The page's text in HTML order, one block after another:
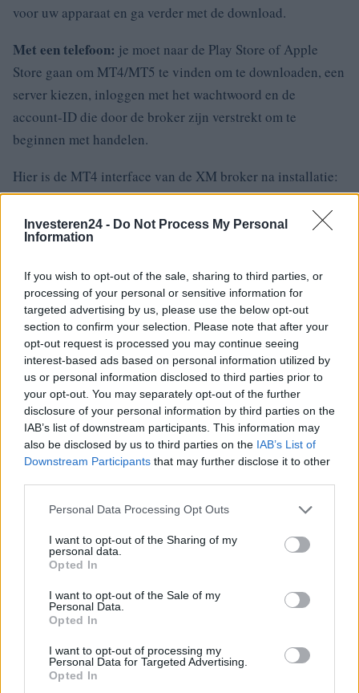
Investeren24 - Do Not Process My Personal
Information
If you wish to opt-out of the sale, sharing to third parties, or
processing of your personal or sensitive information for
targeted advertising by us, please use the below opt-out
section to confirm your selection. Please note that after your
opt-out request is processed you may continue seeing
interest-based ads based on personal information utilized by
us or personal information disclosed to third parties prior to
your opt-out. You may separately opt-out of the further
disclosure of your personal information by third parties on the
IAB’s list of downstream participants. This information may
also be disclosed by us to third parties on the IAB’s List of
Downstream Participants that may further disclose it to other
Please note that this website/app uses one or more Google
not limited to your visit or usage behaviour. You may click to
grant or deny consent to Google and its third-party tags to
use your data for below specified purposes in below Google
consent section.
Personal Data Processing Opt Outs
I want to opt-out of the Sharing of my
personal data.
Opted In
I want to opt-out of the Sale of my
Personal Data.
Opted In
I want to opt-out of processing my
Personal Data for Targeted Advertising.
Opted In
voor uw apparaat en ga verder met de download.
Met een telefoon: je moet naar de Play Store of Apple
Store gaan om MT4/MT5 te vinden om te downloaden, een
server kiezen, inloggen met het wachtwoord en de
account-ID die door de broker zijn verstrekt om te
beginnen met handelen.
Hier is de MT4 interface van de XM broker na installatie:
Sommige prestigieuze makelaars die MT4-
en MT5-platforms aanbieden
Momenteel is het aantal beurzen dat aanbiedt om te
handelen op MetaTrader 4 en MetaTrader 5 enorm, waar
het aantal makelaars dat MT4 aanbiedt groter is.U kunt
een account openen en testen in een aantal betrouwbare
uitwisselingen zoals:
Lijst van betrouwbare MT4 en MT5 makelaars:
XM ·
exchange Capital.com
FXTM ·
FxPro Exchange
…
Het kan gezegd worden dat MetaTrader een viraal
handelsplatform is onder financiële beleggers, met name
forex traders.MetaTrader 4, 5 is waarschijnlijk een icoon
geworden in de handelswereld.